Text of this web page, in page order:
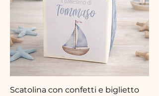
Scatolina con confetti e biglietto